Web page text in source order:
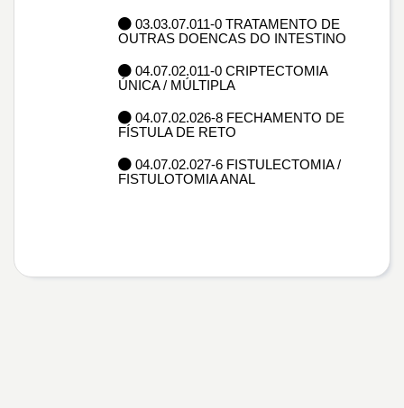
03.03.07.011-0 TRATAMENTO DE
OUTRAS DOENCAS DO INTESTINO
04.07.02.011-0 CRIPTECTOMIA
ÚNICA / MÚLTIPLA
04.07.02.026-8 FECHAMENTO DE
FÍSTULA DE RETO
04.07.02.027-6 FISTULECTOMIA /
FISTULOTOMIA ANAL